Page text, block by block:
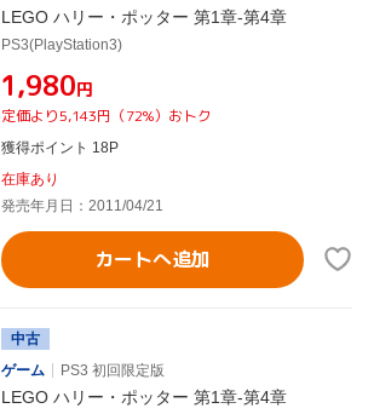
LEGO ハリー・ポッター 第1章-第4章
PS3(PlayStation3)
¥1,980円
定価より5,143円（72%）おトク
獲得ポイント 18P
在庫あり
発売年月日：2011/04/21
カートへ追加
中古
ゲーム
PS3 初回限定版
LEGO ハリー・ポッター 第1章-第4章